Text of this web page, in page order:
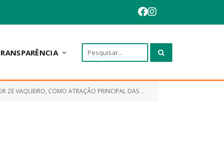
DAS FESTIVIDADES DO ANIVERSÁRIO DA CIDADE DE ANAPURUS/MA)